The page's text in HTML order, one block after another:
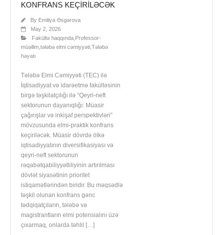
KONFRANS KEÇIRILƏCƏK
By Emiliya Əsgərova
May 2, 2026
Fakültə haqqında, Professor-
müəllim, tələbə elmi cəmiyyəti, Tələbə
həyatı
Tələbə Elmi Cəmiyyəti (TEC) ilə
İqtisadiyyat və idarəetmə fakültəsinin
birgə təşkilatçılığı ilə “Qeyri-neft
sektorunun dayanıqlığı: Müasir
çağırışlar və inkişaf perspektivləri”
mövzusunda elmi-praktik konfrans
keçiriləcək. Müasir dövrdə ölkə
iqtisadiyyatının diversifikasiyası və
qeyri-neft sektorunun
rəqabətqabiliyyətliliyinin artırılması
dövlət siyasətinin prioritet
istiqamətlərindən biridir. Bu məqsədlə
təşkil olunan konfrans gənc
tədqiqatçıların, tələbə və
magistrantların elmi potensialını üzə
çıxarmaq, onlarda təhlil […]